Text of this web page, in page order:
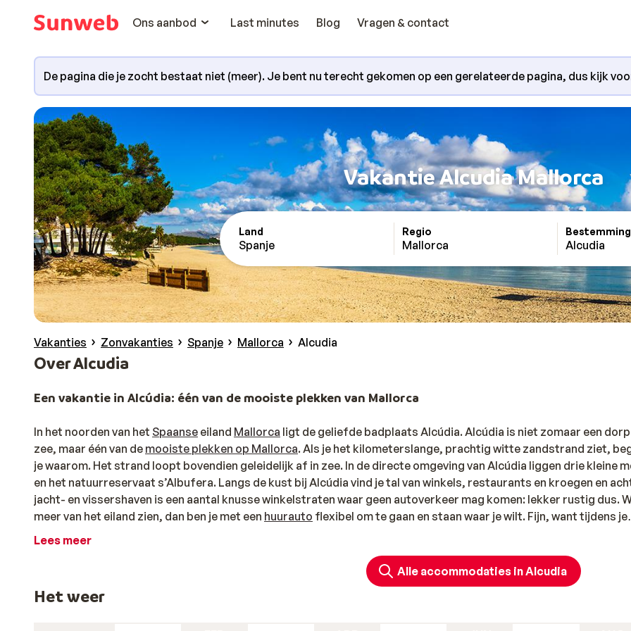
Ons aanbod
Last minutes Blog Vragen & contact
De pagina die je zocht bestaat niet (meer). Je bent nu terecht gekomen op een gerelateerde pagina, dus kijk
Vakantie Alcudia Mallorca
Land
Spanje
Regio
Mallorca
Bestemming
Alcudia
Vakanties Zonvakanties Spanje Mallorca Alcudia
Over Alcudia
Een vakantie in Alcúdia: één van de mooiste plekken van Mallorca
In het noorden van het Spaanse eiland Mallorca ligt de geliefde badplaats Alcúdia. Alcúdia is niet zomaar een dorp
zee, maar één van de mooiste plekken op Mallorca. Als je het kilometerslange, prachtig witte zandstrand ziet,
je waarom. Het strand loopt bovendien geleidelijk af in zee. In de directe omgeving van Alcúdia liggen drie kleine
en het natuurreservaat s’Albufera. Langs de kust bij Alcúdia vind je tal van winkels, restaurants en kroegen en
jacht- en vissershaven is een aantal knusse winkelstraten waar geen autoverkeer mag komen: lekker rustig dus.
meer van het eiland zien, dan ben je met een huurauto flexibel om te gaan en staan waar je wilt. Fijn, want tijdens je
vakantie is er vanuit Alcúdia zó veel van Mallorca te ontdekken.
. Het drie kilometer lange strand Playa Alcúdia en de daarnaast gelegen
stranden maken Alcúdia tot een favoriete bestemming voor vakantiegangers die opleven van zon, zee en strand.
Lees meer
Alle accommodaties in Alcudia
Het weer